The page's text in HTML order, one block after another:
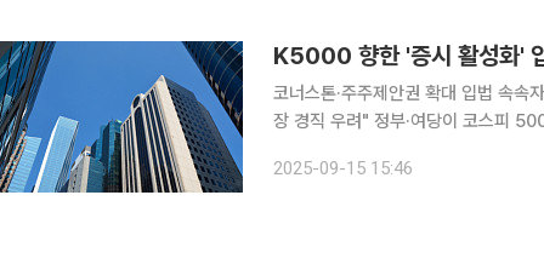
K5000 향한 '증시 활성화'
코너스톤·주주제안권 확대 입법 속속
장 경직 우려" 정부·여당이 코스피 5000 시대를 목표로 자본시장 체질 개선 입법을 서두르고 있다.
기 처리를 앞두고 있다. 다만 업계에
2025-09-15 15:46